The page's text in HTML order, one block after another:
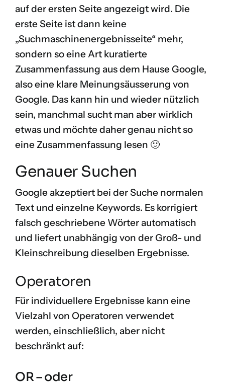
auf der ersten Seite angezeigt wird. Die
erste Seite ist dann keine
„Suchmaschinenergebnisseite“ mehr,
sondern so eine Art kuratierte
Zusammenfassung aus dem Hause Google,
also eine klare Meinungsäusserung von
Google. Das kann hin und wieder nützlich
sein, manchmal sucht man aber wirklich
etwas und möchte daher genau nicht so
eine Zusammenfassung lesen 🙂
Genauer Suchen
Google akzeptiert bei der Suche normalen
Text und einzelne Keywords. Es korrigiert
falsch geschriebene Wörter automatisch
und liefert unabhängig von der Groß- und
Kleinschreibung dieselben Ergebnisse.
Operatoren
Für individuellere Ergebnisse kann eine
Vielzahl von Operatoren verwendet
werden, einschließlich, aber nicht
beschränkt auf:
OR – oder